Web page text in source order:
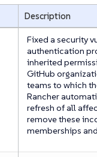
Description
Fixed a security
authentication
inherited
GitHub
teams to which
Rancher
refresh of all
remove these
memberships